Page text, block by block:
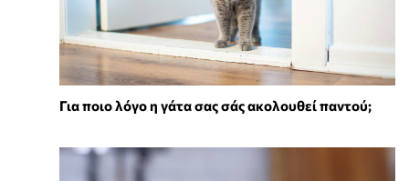
Για ποιο λόγο η γάτα σας σάς ακολουθεί παντού;